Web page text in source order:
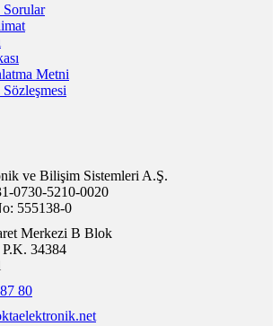
Sorular
Metni
ve Bilişim Sistemleri A.Ş.
0730-5210-0020
555138-0
Merkezi B Blok
34384
80